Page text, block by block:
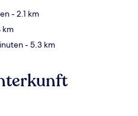
- 2.1 km
km
- 5.3 km